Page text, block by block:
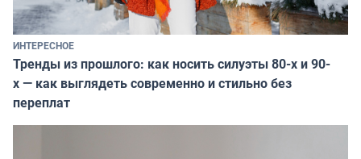
ИНТЕРЕСНОЕ
Тренды из прошлого: как носить силуэты 80-х и 90-
х — как выглядеть современно и стильно без
переплат